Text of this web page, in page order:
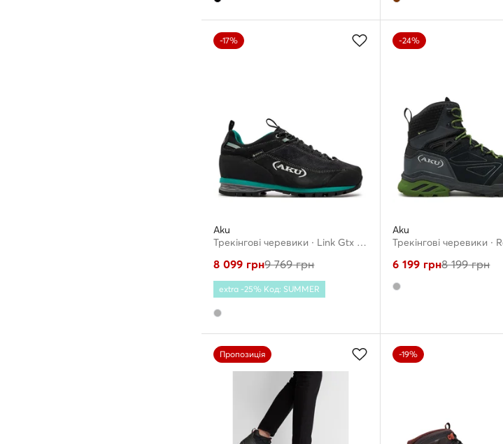
-17%
Aku
Трекінгові черевики · Link Gtx W'S GORE-TEX 379 · Сірий
8 099 грн9 769грн
extra -25% Код: SUMMER
-24%
Aku
6 199 грн8 199грн
Пропозиція -19%